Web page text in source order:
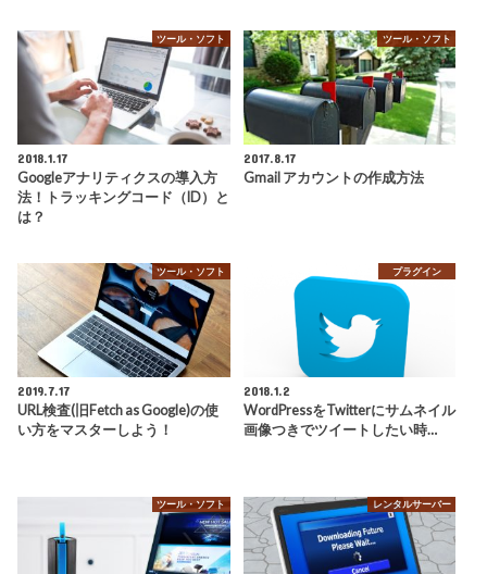
ツール・ソフト
2018.1.17
Googleアナリティクスの導入方
法！トラッキングコード（ID）と
は？
ツール・ソフト
2017.8.17
Gmail アカウントの作成方法
ツール・ソフト
2019.7.17
URL検査(旧Fetch as Google)の使
い方をマスターしよう！
プラグイン
2018.1.2
WordPressをTwitterにサムネイル
画像つきでツイートしたい時…
ツール・ソフト レンタルサーバー